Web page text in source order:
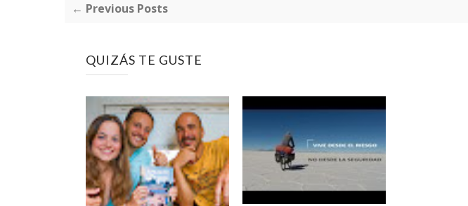
← Previous Posts
QUIZÁS TE GUSTE